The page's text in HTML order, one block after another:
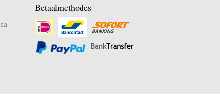
Betaalmethodes